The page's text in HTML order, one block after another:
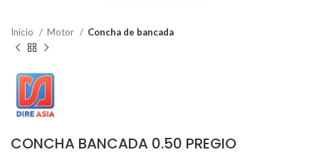
Inicio Motor Concha de bancada
CONCHA BANCADA 0.50 PREGIO